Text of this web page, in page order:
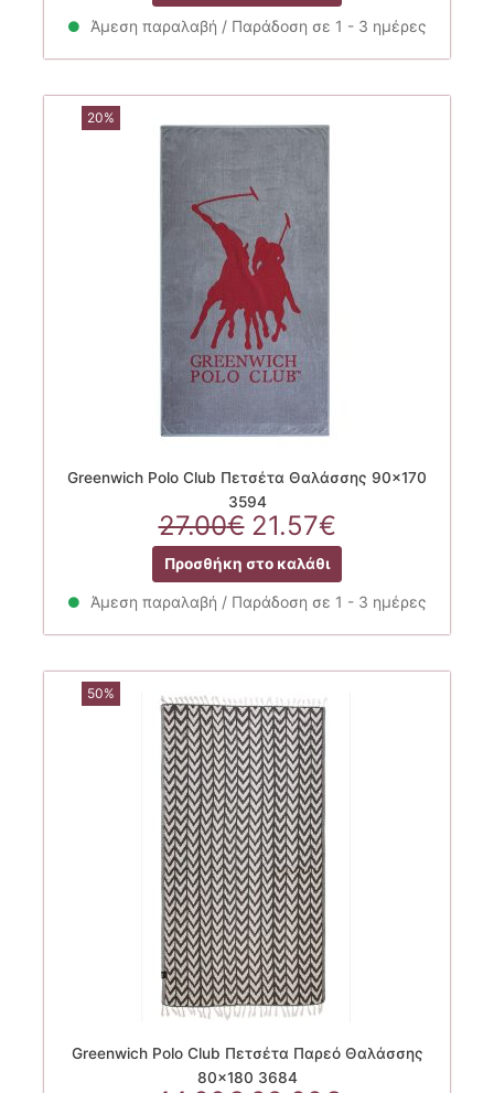
35.00€.είναι:
Άμεση παραλαβή / Παράδοση σε 1 - 3 ημέρες
20%
Greenwich Polo Club Πετσέτα Θαλάσσης 90×170
3594
27.00€ Original
price
was:
27.00€.
21.57€Η
τρέχουσα
τιμή
είναι:
21.57€.
Προσθήκη στο καλάθι
Άμεση παραλαβή / Παράδοση σε 1 - 3 ημέρες
50%
Greenwich Polo Club Πετσέτα Παρεό Θαλάσσης
80×180 3684